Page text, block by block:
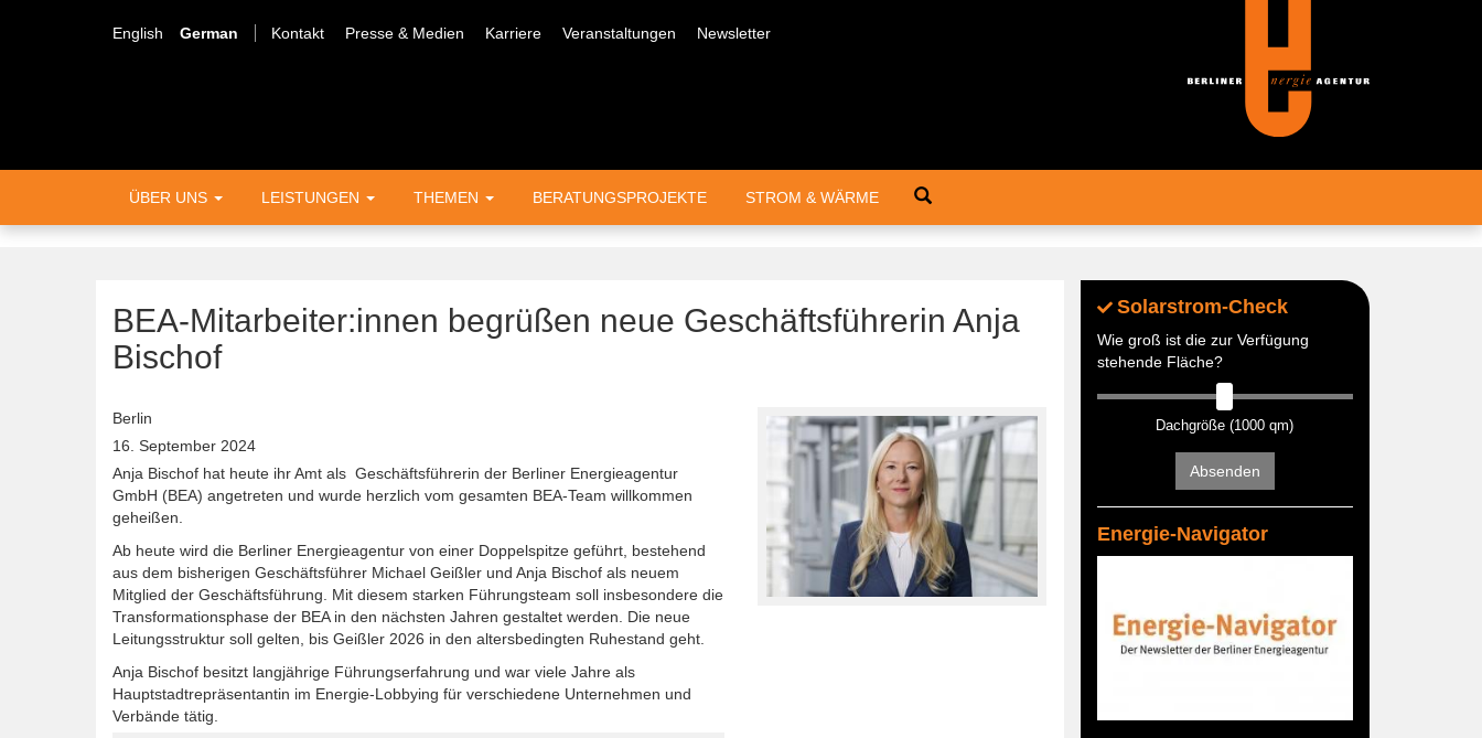
English German
Meta
Kontakt Presse & Medien Karriere Veranstaltungen Newsletter
Hauptnavigation
ÜBER UNS LEISTUNGEN THEMEN BERATUNGSPROJEKTE STROM & WÄRME Suche
BEA-Mitarbeiter:innen begrüßen neue Geschäftsführerin Anja
Bischof
Berlin
16. September 2024
Anja Bischof hat heute ihr Amt als Geschäftsführerin der Berliner Energieagentur
GmbH (BEA) angetreten und wurde herzlich vom gesamten BEA-Team willkommen
geheißen.
Ab heute wird die Berliner Energieagentur von einer Doppelspitze geführt, bestehend
aus dem bisherigen Geschäftsführer Michael Geißler und Anja Bischof als neuem
Mitglied der Geschäftsführung. Mit diesem starken Führungsteam soll insbesondere die
Transformationsphase der BEA in den nächsten Jahren gestaltet werden. Die neue
Leitungsstruktur soll gelten, bis Geißler 2026 in den altersbedingten Ruhestand geht.
Anja Bischof besitzt langjährige Führungserfahrung und war viele Jahre als
Hauptstadtrepräsentantin im Energie-Lobbying für verschiedene Unternehmen und
Verbände tätig.
Solarstrom-Check
Wie groß ist die zur Verfügung
stehende Fläche?
Dachgröße (1000 qm)
Absenden
Energie-Navigator